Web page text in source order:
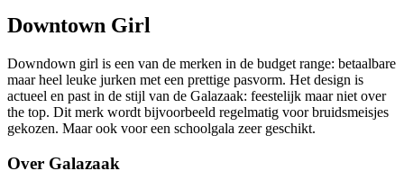
Downtown Girl
Downdown girl is een van de merken in de budget range: betaalbare
maar heel leuke jurken met een prettige pasvorm. Het design is
actueel en past in de stijl van de Galazaak: feestelijk maar niet over
the top. Dit merk wordt bijvoorbeeld regelmatig voor bruidsmeisjes
gekozen. Maar ook voor een schoolgala zeer geschikt.
Over Galazaak